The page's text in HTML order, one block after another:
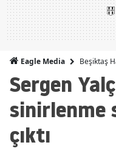
Eagle Media Beşiktaş
Sergen
sinirlenme
çıktı